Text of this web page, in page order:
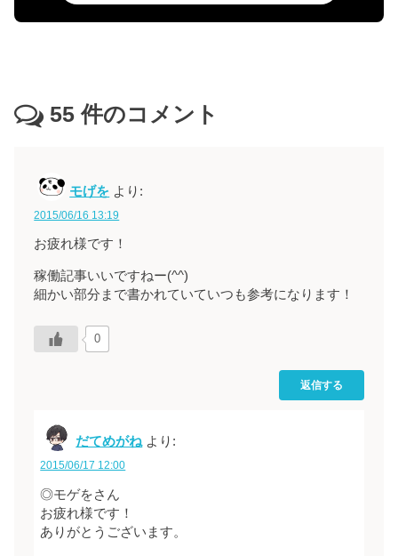
55 件のコメント
モげを より:
2015/06/16 13:19
お疲れ様です！
稼働記事いいですねー(^^)
細かい部分まで書かれていていつも参考になります！
0
返信する
だてめがね より:
2015/06/17 12:00
◎モゲをさん
お疲れ様です！
ありがとうございます。